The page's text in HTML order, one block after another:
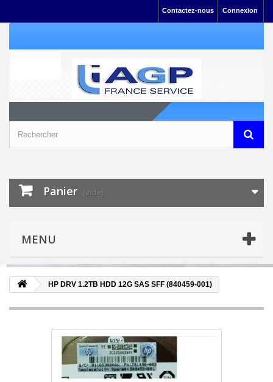
Connexion
Contactez-nous
Panier (vide)
MENU
HP DRV 1.2TB HDD 12G SAS SFF (840459-001)